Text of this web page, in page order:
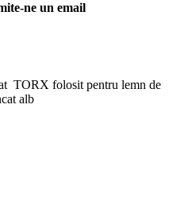
ne un email
TORX folosit pentru lemn de
alb